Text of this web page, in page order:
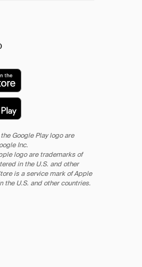
Google Play logo are
Inc.
logo are trademarks of
in the U.S. and other
is a service mark of Apple
the U.S. and other countries.